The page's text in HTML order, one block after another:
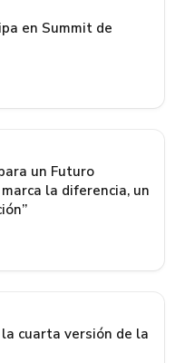
en Summit de
un Futuro
la diferencia, un
cuarta versión de la